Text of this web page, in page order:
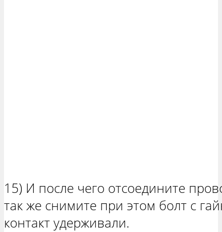
15) И после чего отсоедините
так же снимите при этом болт с
контакт удерживали.